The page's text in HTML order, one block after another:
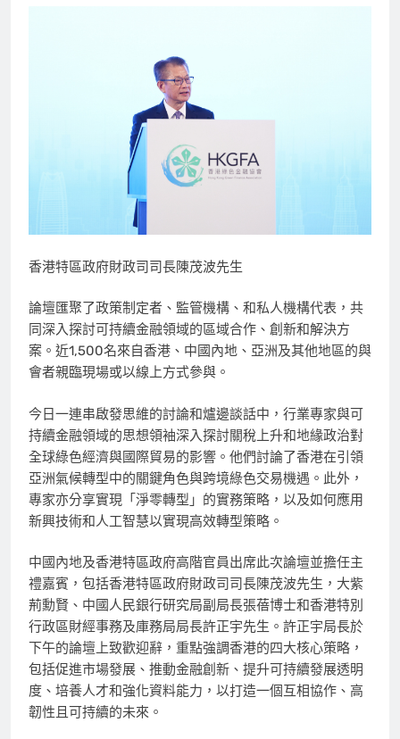
香港特區政府財政司司長陳茂波先生
論壇匯聚了政策制定者、監管機構、和私人機構代表，共
同深入探討可持續金融領域的區域合作、創新和解決方
案。近1,500名來自香港、中國內地、亞洲及其他地區的與
會者親臨現場或以線上方式參與。
今日一連串啟發思維的討論和爐邊談話中，行業專家與可
持續金融領域的思想領袖深入探討關稅上升和地緣政治對
全球綠色經濟與國際貿易的影響。他們討論了香港在引領
亞洲氣候轉型中的關鍵角色與跨境綠色交易機遇。此外，
專家亦分享實現「淨零轉型」的實務策略，以及如何應用
新興技術和人工智慧以實現高效轉型策略。
中國內地及香港特區政府高階官員出席此次論壇並擔任主
禮嘉賓，包括香港特區政府財政司司長陳茂波先生，大紫
荊勳賢、中國人民銀行研究局副局長張蓓博士和香港特別
行政區財經事務及庫務局局長許正宇先生。許正宇局長於
下午的論壇上致歡迎辭，重點強調香港的四大核心策略，
包括促進市場發展、推動金融創新、提升可持續發展透明
度、培養人才和強化資料能力，以打造一個互相協作、高
韌性且可持續的未來。